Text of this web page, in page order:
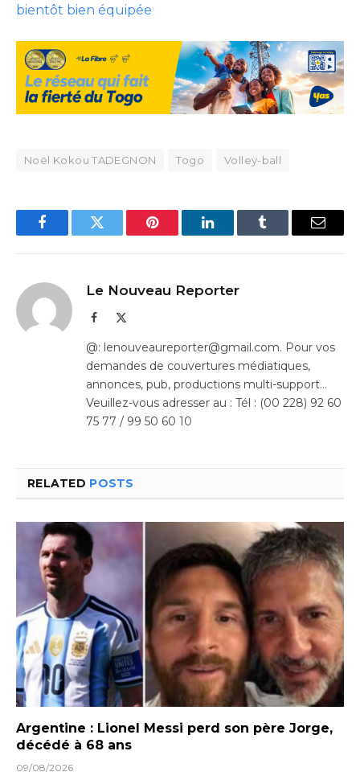
bientôt bien équipée
Noël Kokou TADEGNON Togo Volley-ball
FacebookTwitter Pinterest LinkedInTumblr Email
Le Nouveau Reporter
Facebook
@: lenouveaureporter@gmail.com. Pour vos
demandes de couvertures médiatiques,
annonces, pub, productions multi-support…
Veuillez-vous adresser au : Tél : (00 228) 92 60
75 77 / 99 50 60 10
RELATED POSTS
Argentine : Lionel Messi perd son père Jorge,
décédé à 68 ans
09/08/2026